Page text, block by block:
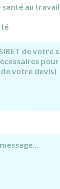
santé au travail